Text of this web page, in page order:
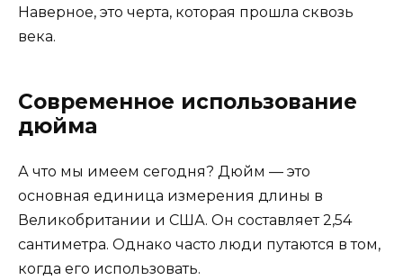
Наверное, это черта, которая прошла сквозь
века.
Современное использование
дюйма
А что мы имеем сегодня? Дюйм — это
основная единица измерения длины в
Великобритании и США. Он составляет 2,54
сантиметра. Однако часто люди путаются в том,
когда его использовать.